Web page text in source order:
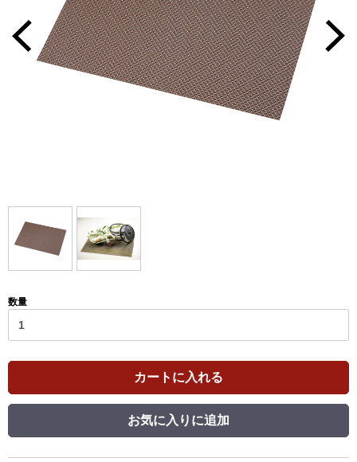
数量
カートに入れる
お気に入りに追加